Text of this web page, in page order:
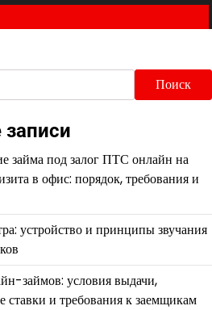
Поиск
займа под залог ПТС онлайн на
в офис: порядок, требования и
устройство и принципы звучания
займов: условия выдачи,
ставки и требования к заемщикам